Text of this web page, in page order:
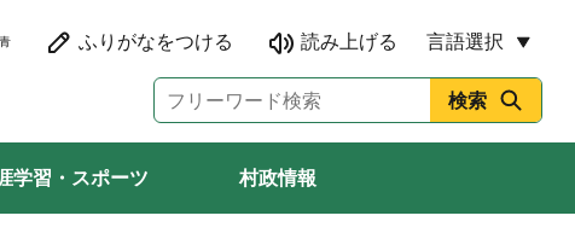
言語選択
学習・スポーツ 村政情報